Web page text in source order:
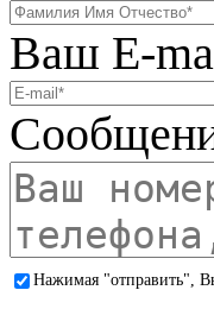
Ваш E-
Нажимая "отправить",